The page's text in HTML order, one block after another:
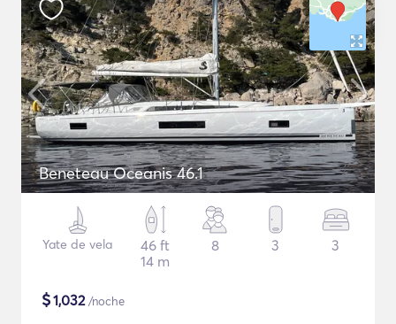
Beneteau Oceanis 46.1
Yate de vela
46 ft
14 m
8 3 3
$1,032/noche